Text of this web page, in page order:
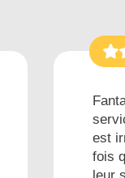
est
fois
leur